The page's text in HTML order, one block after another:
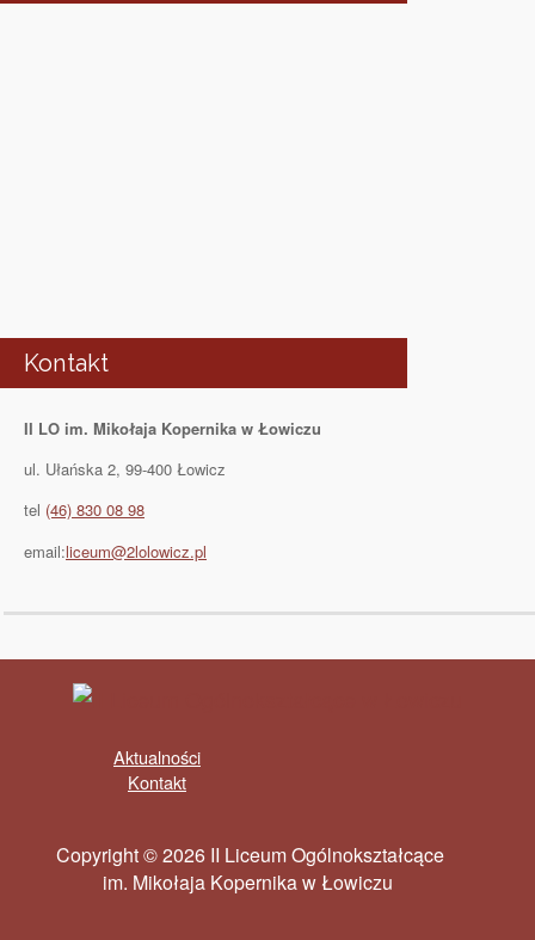
Kontakt
II LO im. Mikołaja Kopernika w Łowiczu
ul. Ułańska 2, 99-400 Łowicz
tel (46) 830 08 98
email:liceum@2lolowicz.pl
Aktualności
Kontakt
Copyright © 2026 II Liceum Ogólnokształcące
im. Mikołaja Kopernika w Łowiczu